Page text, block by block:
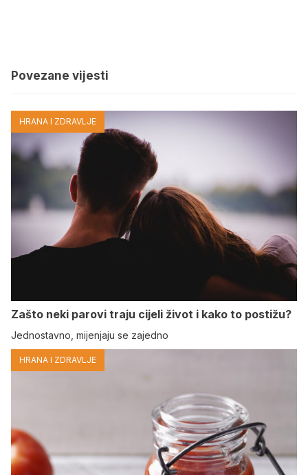
Povezane vijesti
HRANA I ZDRAVLJE
Zašto neki parovi traju cijeli život i kako to postižu?
Jednostavno, mijenjaju se zajedno
HRANA I ZDRAVLJE